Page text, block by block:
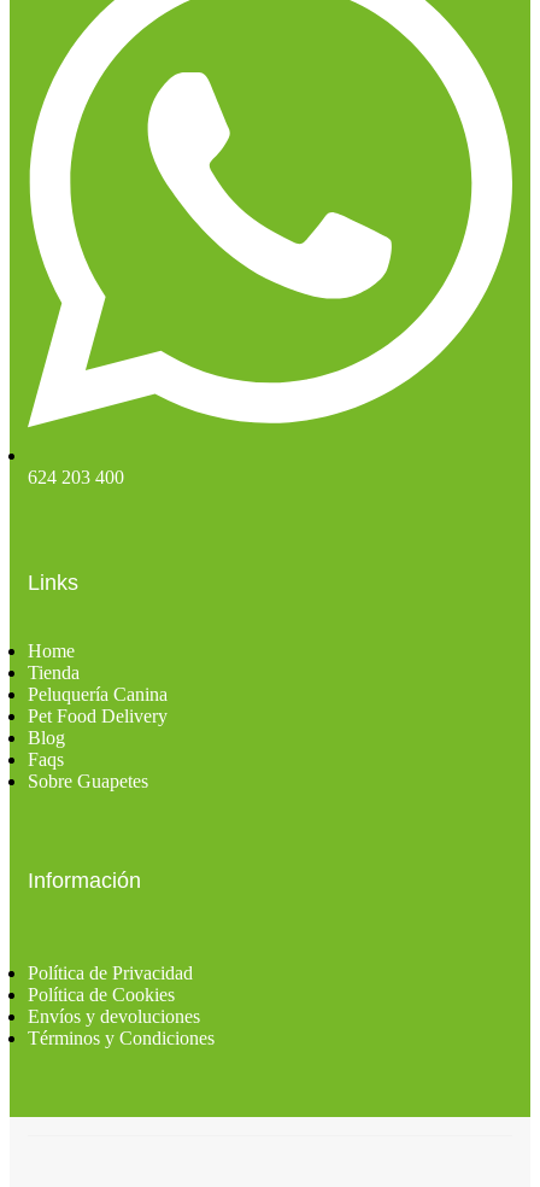
624 203 400
Links
Home
Tienda
Peluquería Canina
Pet Food Delivery
Blog
Faqs
Sobre Guapetes
Información
Política de Privacidad
Política de Cookies
Envíos y devoluciones
Términos y Condiciones